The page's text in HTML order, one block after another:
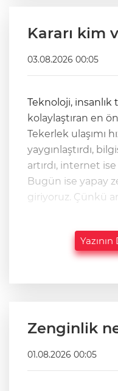
Kararı kim
03.08.2026 00:05
Teknoloji, insanlık
kolaylaştıran en
Tekerlek ulaşımı
yaygınlaştırdı,
artırdı, internet
Bugün ise yapay
giriyoruz. Çünkü
Zenginlik
01.08.2026 00:05